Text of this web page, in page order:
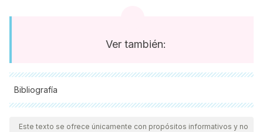
Ver también:
Bibliografía
Todas las fuentes citadas fueron revisadas a profundidad por
nuestro equipo, para asegurar su calidad, confiabilidad,
Este texto se ofrece únicamente con propósitos informativos y no